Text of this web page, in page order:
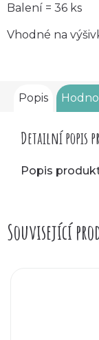
Balení = 36 ks
Vhodné na
Popis
Detailní popis
Popis
Související